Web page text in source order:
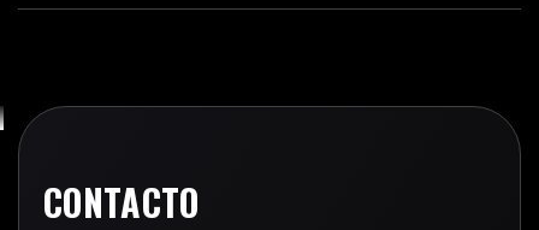
CONTACTO